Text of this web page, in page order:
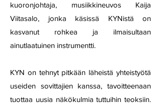
kuoronjohtaja, musiikkineuvos Kaija
Viitasalo, jonka käsissä KYNistä on
kasvanut rohkea ja ilmaisultaan
ainutlaatuinen instrumentti.
KYN on tehnyt pitkään läheistä yhteistyötä
useiden sovittajien kanssa, tavoitteenaan
tuottaa uusia näkökulmia tuttuihin teoksiin.